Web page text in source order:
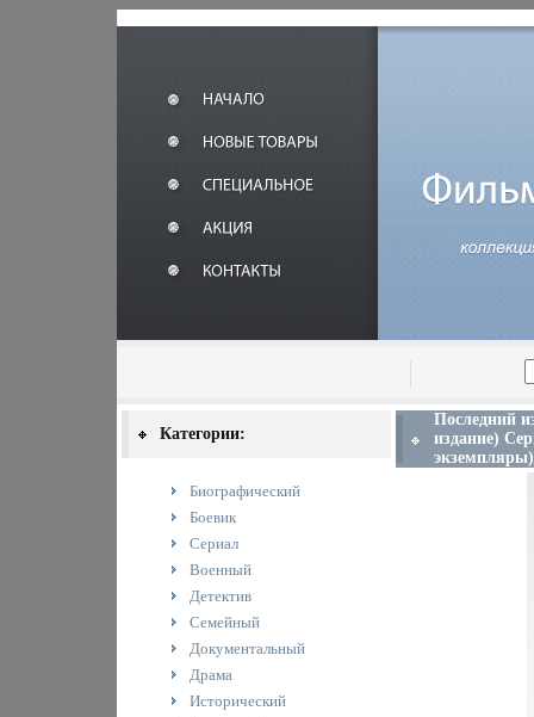
Категории:
Биографический
Боевик
Сериал
Военный
Детектив
Семейный
Документальный
Драма
Исторический
Последний
издание)